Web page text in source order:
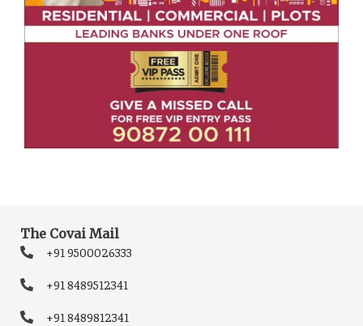
The Covai Mail
+91 9500026333
+91 8489512341
+91 8489812341